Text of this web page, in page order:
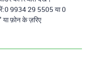
9934 29 5505 या 0
फ़ोन के ज़रिए